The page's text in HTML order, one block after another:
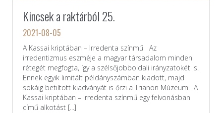
Kincsek a raktárból 25.
2021-08-05
A Kassai kriptában – Irredenta színmű Az
irredentizmus eszméje a magyar társadalom minden
rétegét megfogta, így a szélsőjobboldali irányzatokét is.
Ennek egyik limitált példányszámban kiadott, majd
sokáig betiltott kiadványát is őrzi a Trianon Múzeum. A
Kassai kriptában – Irredenta színmű egy felvonásban
című alkotást [...]